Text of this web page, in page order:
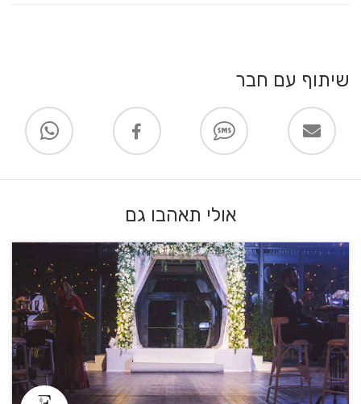
שיתוף עם חבר
אולי תאהבו גם